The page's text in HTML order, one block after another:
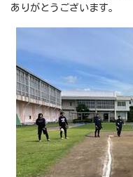
ありがとうございます。